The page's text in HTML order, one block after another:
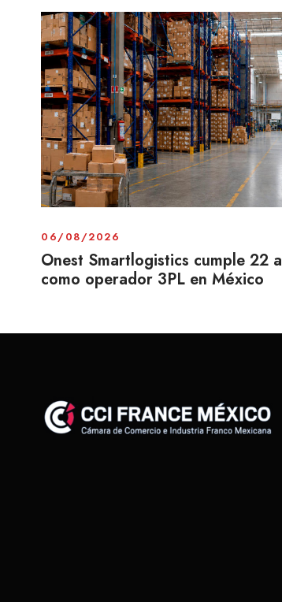
06/08/2026
Onest Smartlogistics cumple 22
como operador 3PL en México